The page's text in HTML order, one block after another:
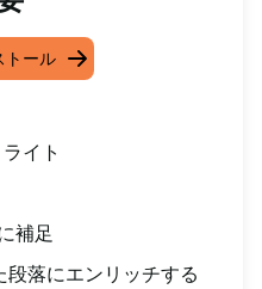
トール
イト
補足
落にエンリッチする